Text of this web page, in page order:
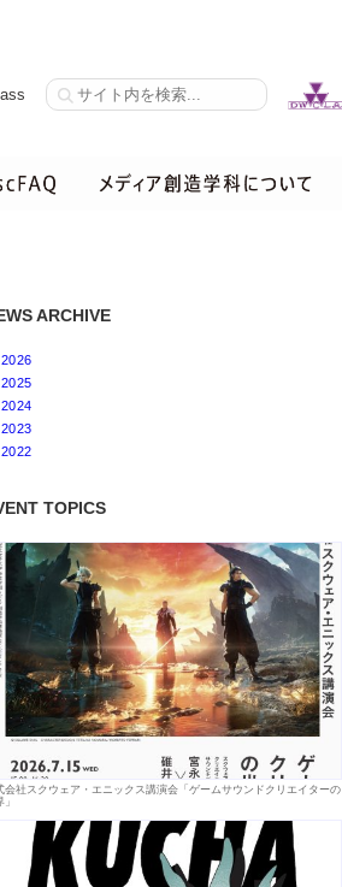
ARCHIVE
2026
2025
2024
2023
2022
TOPICS
会社スクウェア・エニックス講演会「ゲームサウンドクリエイターの